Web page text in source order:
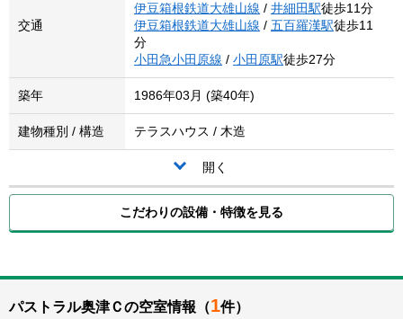
交通
伊豆箱根鉄道大雄山線 / 井細田駅徒歩11分
伊豆箱根鉄道大雄山線 / 五百羅漢駅徒歩11
分
小田急小田原線 / 小田原駅徒歩27分
築年 1986年03月 (築40年)
建物種別 / 構造 テラスハウス / 木造
開く
こだわりの設備・特徴を見る
パストラル奥津Ｃの空室情報（1件）